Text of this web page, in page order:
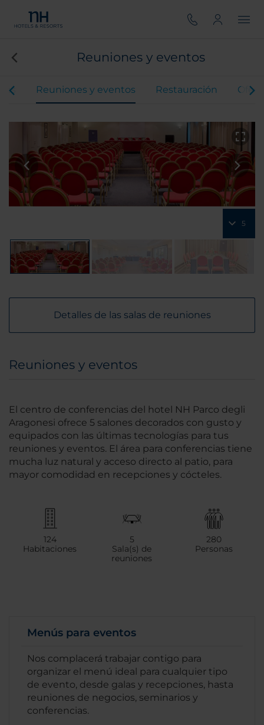
Reuniones y eventos
Reuniones y eventos Restauración
5
Detalles de las salas de reuniones
Reuniones y eventos
El centro de conferencias del hotel NH Parco degli
Aragonesi ofrece 5 salones decorados con gusto y
equipados con las últimas tecnologías para tus
reuniones y eventos. El área para conferencias tiene
mucha luz natural y acceso directo al patio, para
mayor comodidad en recepciones y cócteles.
124
Habitaciones
5
Sala(s) de
reuniones
280
Personas
Menús para eventos
Nos complacerá trabajar contigo para
organizar el menú ideal para cualquier tipo
de evento, desde galas y recepciones, hasta
reuniones de negocios, seminarios y
conferencias.